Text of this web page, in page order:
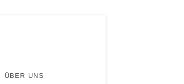
ÜBER UNS